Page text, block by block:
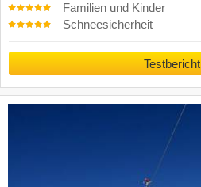
Familien und Kinder
Schneesicherheit
Testbericht